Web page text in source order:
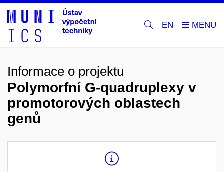
EN
Informace o projektu
Polymorfní G-quadruplexy v
promotorových oblastech
genů